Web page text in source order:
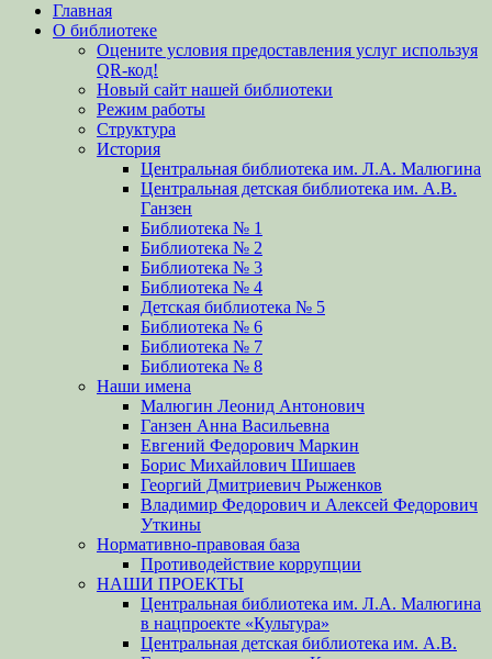
вверх
Главная
О библиотеке
Оцените условия предоставления услуг используя
QR-код!
Новый сайт нашей библиотеки
Режим работы
Структура
История
Центральная библиотека им. Л.А. Малюгина
Центральная детская библиотека им. А.В.
Ганзен
Библиотека № 1
Библиотека № 2
Библиотека № 3
Библиотека № 4
Детская библиотека № 5
Библиотека № 6
Библиотека № 7
Библиотека № 8
Наши имена
Малюгин Леонид Антонович
Ганзен Анна Васильевна
Евгений Федорович Маркин
Борис Михайлович Шишаев
Георгий Дмитриевич Рыженков
Владимир Федорович и Алексей Федорович
Уткины
Нормативно-правовая база
Противодействие коррупции
НАШИ ПРОЕКТЫ
Центральная библиотека им. Л.А. Малюгина
в нацпроекте «Культура»
Центральная детская библиотека им. А.В.